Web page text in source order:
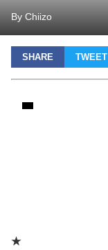
By Chiizo
SHARE TWEET
★